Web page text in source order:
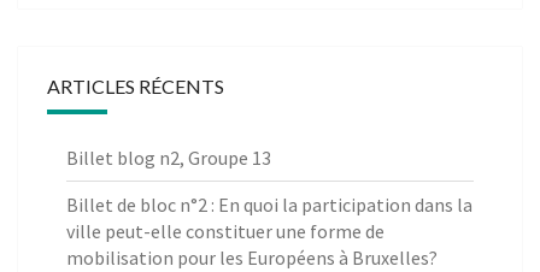
ARTICLES RÉCENTS
Billet blog n2, Groupe 13
Billet de bloc n°2 : En quoi la participation dans la
ville peut-elle constituer une forme de
mobilisation pour les Européens à Bruxelles?